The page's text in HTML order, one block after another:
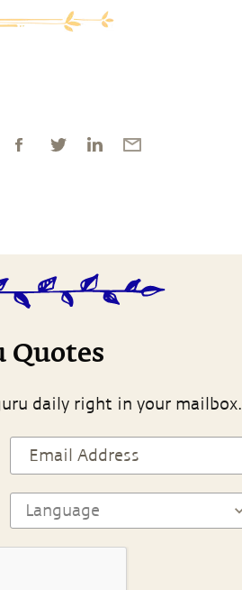
Quotes
daily right in your mailbox.